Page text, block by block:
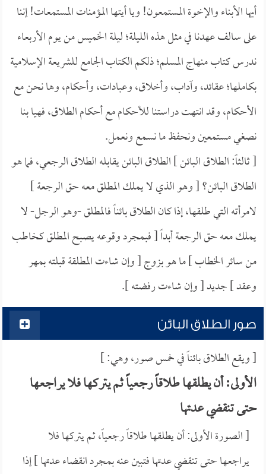
أيها الأبناء والإخوة المستمعون! ويا أيتها المؤمنات المستمعات! إننا
على سالف عهدنا في مثل هذه الليلة؛ ليلة الخميس من يوم الأربعاء
ندرس كتاب منهاج المسلم؛ ذلكم الكتاب الجامع للشريعة الإسلامية
بكاملها؛ عقائد، وآداب، وأخلاق، وعبادات، وأحكام، وها نحن مع
الأحكام، وقد انتهت دراستنا للأحكام مع أحكام الطلاق، فهيا بنا
نصغي مستمعين ونحفظ ما نسمع ونعمل.
[ ثالثاً: الطلاق البائن ] الطلاق البائن يقابله الطلاق الرجعي، فما هو
الطلاق البائن؟ [ وهو الذي لا يملك المطلق معه حق الرجعة ]
لامرأته التي طلقها، إذا كان الطلاق بائناً فالمطلق -وهو الرجل- لا
يملك معه حق الرجعة أبداً [ فبمجرد وقوعه يصبح المطلق كخاطب
من سائر الخطاب ] ما هو بزوج [ وإن شاءت المطلقة قبلته بمهر
وعقد ] جديد [ وإن شاءت رفضته ].
صور الطلاق البائن
[ ويقع الطلاق بائناً في خمس صور، وهي: ]
الأولى: أن يطلقها طلاقاً رجعياً ثم يتركها فلا يراجعها
حتى تنقضي عدتها
[ الصورة الأولى: أن يطلقها طلاقاً رجعياً، ثم يتركها فلا
يراجعها حتى تنقضي عدتها فتبين عنه بمجرد انقضاء عدتها ] إذا